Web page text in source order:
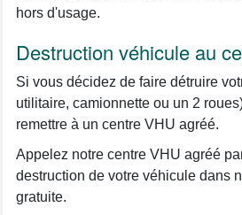
hors d'usage.
Destruction véhicule au
Si vous décidez de faire détruire
utilitaire, camionnette ou un 2
remettre à un centre VHU agréé.
Appelez notre centre VHU agréé
destruction de votre véhicule dans
gratuite.